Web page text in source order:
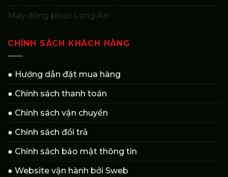
May đồng phục Long An
CHÍNH SÁCH KHÁCH HÀNG
● Hướng dẫn đặt mua hàng
● Chính sách thanh toán
● Chính sách vận chuyển
● Chính sách đổi trả
● Chính sách bảo mật thông tin
● Website vận hành bởi Sweb